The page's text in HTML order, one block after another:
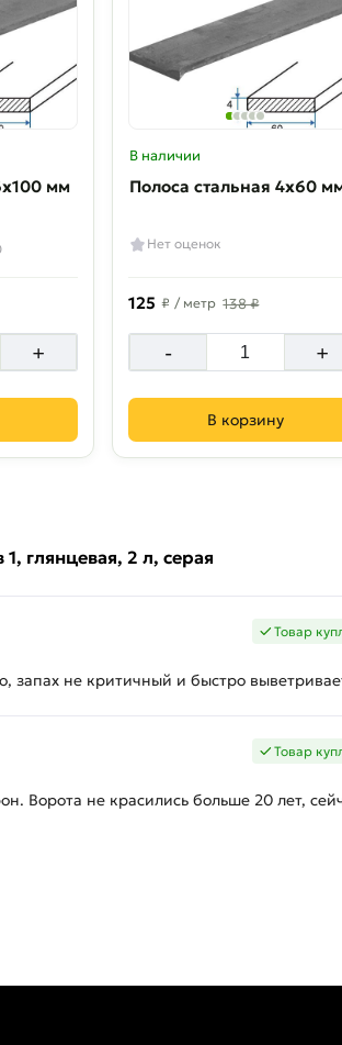
мм
+
В наличии
Полоса стальная 4х60
Нет оценок
125 ₽ / метр 138 ₽
- +
В корзину
глянцевая, 2 л, серая
Товар
запах не критичный и быстро
Товар
Ворота не красились больше 20 лет,